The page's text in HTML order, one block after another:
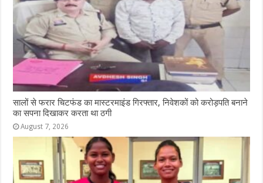
सालों से फरार चिटफंड का मास्टरमाइंड गिरफ्तार, निवेशकों को करोड़पति बनाने
का सपना दिखाकर करता था ठगी
August 7, 2026